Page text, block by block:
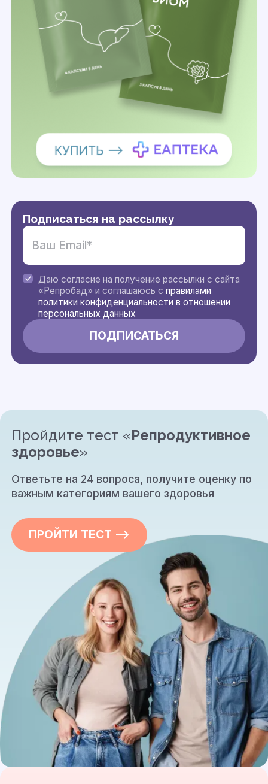
Подписаться на рассылку
Даю согласие на получение рассылки с сайта
«Репробад» и соглашаюсь справилами
политики конфиденциальности в отношении
персональных данных
Пройдите тест «Репродуктивное
здоровье»
Ответьте на 24 вопроса, получите оценку по
важным категориям вашего здоровья
ПРОЙТИ ТЕСТ —>